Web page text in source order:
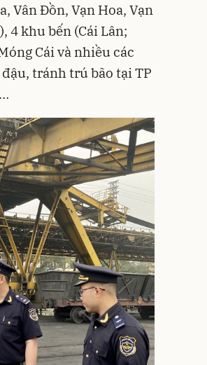
Vân Đồn, Vạn Hoa, Vạn
4 khu bến (Cái Lân;
Cái và nhiều các
tránh trú bão tại TP